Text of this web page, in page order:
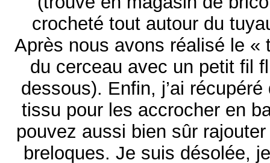
crocheté tout autour du
Après nous avons réalisé le «
du cerceau avec un petit fil
dessous). Enfin, j’ai
tissu pour les accrocher en
pouvez aussi bien sûr
breloques. Je suis désolée,